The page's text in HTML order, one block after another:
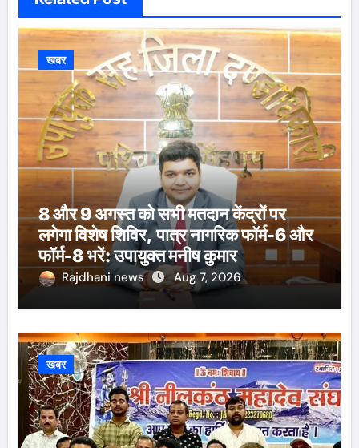
खबर
8 और 9 अगस्त को सभी मतदान केंद्रों पर
लगेगा विशेष शिविर, पात्र नागरिक फॉर्म-6 और
फॉर्म-8 भरें: उपायुक्त मनीष कुमार
Rajdhani news Aug 7, 2026
खबर